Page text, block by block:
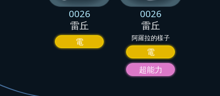
0026
雷丘
電
0026
雷丘
阿羅拉的樣子
電
超能力